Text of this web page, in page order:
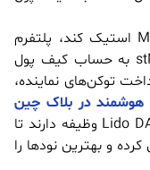
به عنوان مثال اگر کاربری 3 کوین MATIC استیک کند، پلتفرم
Lido به اندازه همان میزان توکن stMATIC به حساب کیف پول
توکن‌های نماینده،
هوشمند در بلاک چین
منتقل می‌کند. قراردادهای هوشمند در Lido DAO وظیفه دارند تا
و بهترین نودها را